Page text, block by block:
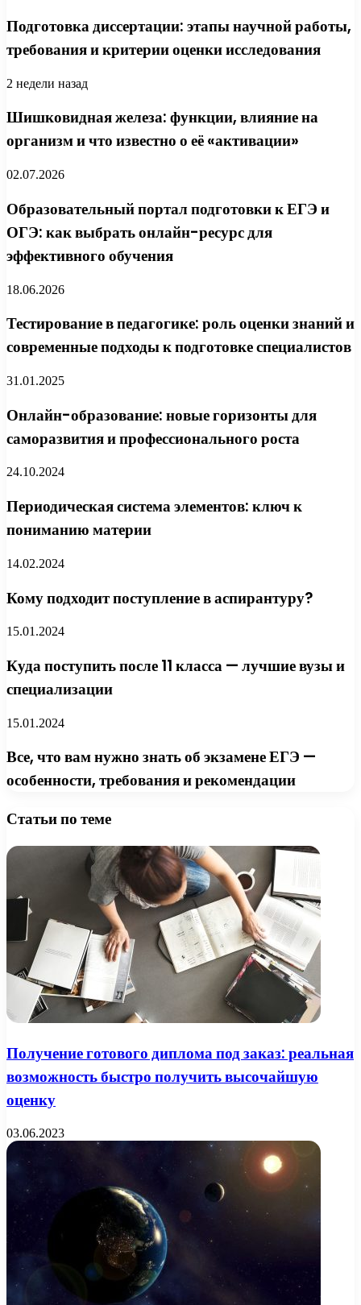
Подготовка диссертации: этапы научной работы,
требования и критерии оценки исследования
2 недели назад
Шишковидная железа: функции, влияние на
организм и что известно о её «активации»
02.07.2026
Образовательный портал подготовки к ЕГЭ и
ОГЭ: как выбрать онлайн-ресурс для
эффективного обучения
18.06.2026
Тестирование в педагогике: роль оценки знаний и
современные подходы к подготовке специалистов
31.01.2025
Онлайн-образование: новые горизонты для
саморазвития и профессионального роста
24.10.2024
Периодическая система элементов: ключ к
пониманию материи
14.02.2024
Кому подходит поступление в аспирантуру?
15.01.2024
Куда поступить после 11 класса — лучшие вузы и
специализации
15.01.2024
Все, что вам нужно знать об экзамене ЕГЭ —
особенности, требования и рекомендации
Статьи по теме
Получение готового диплома под заказ: реальная
возможность быстро получить высочайшую
оценку
03.06.2023